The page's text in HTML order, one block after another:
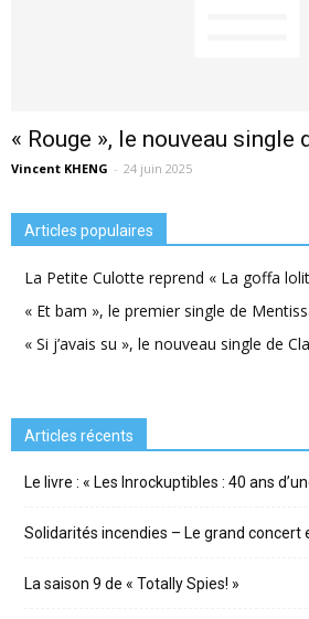
« Rouge », le nouveau single
Vincent KHENG - 24 juin 2025
Articles populaires
La Petite Culotte reprend « La goffa
« Et bam », le premier single de
« Si j’avais su », le nouveau single de
Articles récents
Le livre : « Les Inrockuptibles : 40 ans
Solidarités incendies – Le grand concert
La saison 9 de « Totally Spies! »